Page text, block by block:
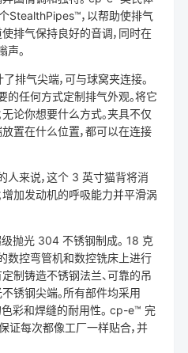
StealthPipes™，以帮助使排气
排气保持良好的音调，同时在
。
排气尖端，可与球窝夹连接。
任何方式定制排气外观。将它
无论你想要什么方式。夹具不仅
置在什么位置，都可以在连接
人来说，这个 3 英寸猫背将消
加发动机的呼吸能力并平滑涡
抛光 304 不锈钢制成。 18 克
数控弯管机和数控铣床上进行
制铸造不锈钢法兰、可靠的吊
锈钢尖端。所有部件均采用
彩和焊缝的耐用性。 cp-e™ 完
证每次都像工厂一样贴合，并